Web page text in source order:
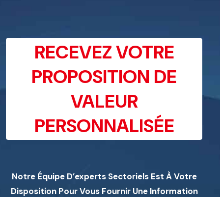
RECEVEZ VOTRE
PROPOSITION DE
VALEUR
PERSONNALISÉE
Notre Équipe D’experts Sectoriels Est À Votre
Disposition Pour Vous Fournir Une Information